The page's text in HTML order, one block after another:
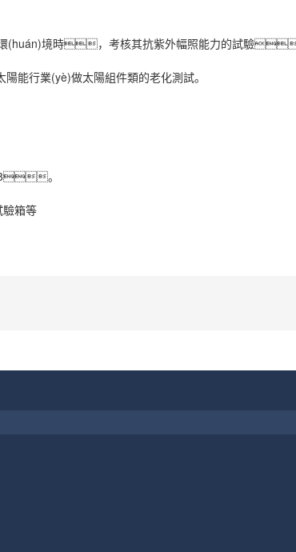
環(huán)境時，考核其抗紫外幅照能力的試驗
能行業(yè)做太陽組件類的老化測試。
。
箱等